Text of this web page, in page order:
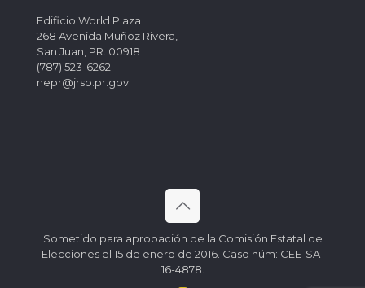
Edificio World Plaza
268 Avenida Muñoz Rivera,
San Juan, PR. 00918
(787) 523-6262
nepr@jrsp.pr.gov
Sometido para aprobación de la Comisión Estatal de
Elecciones el 15 de enero de 2016. Caso núm: CEE-SA-
16-4878.